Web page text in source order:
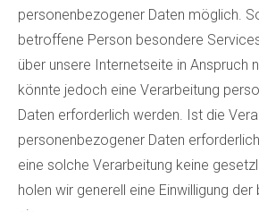
personenbezogener Daten möglich.
betroffene Person besondere
über unsere Internetseite in Anspruch
könnte jedoch eine Verarbeitung
Daten erforderlich werden. Ist die
personenbezogener Daten
eine solche Verarbeitung keine
holen wir generell eine Einwilligung